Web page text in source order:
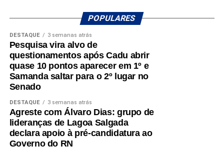
política construída ao longo de décadas e servem como
estímulo para intensificar o diálogo com a população
durante a caminhada rumo ao 10º mandato.
“Recebo esse resultado com muita humildade e,
principalmente, como combustível para continuar
trabalhando. Pesquisa é um retrato de um
momento, mas o que realmente importa é
continuar presente nos municípios, ouvindo as
pessoas e buscando soluções para as demandas
do nosso Estado. Vamos seguir trabalhando e
conversando com o povo para construir essa
POPULARES
DESTAQUE 3 semanas atrás
Pesquisa vira alvo de
questionamentos após Cadu abrir
quase 10 pontos aparecer em 1º e
Samanda saltar para o 2º lugar no
Senado
DESTAQUE 3 semanas atrás
Agreste com Álvaro Dias: grupo de
lideranças de Lagoa Salgada
declara apoio à pré-candidatura ao
Governo do RN